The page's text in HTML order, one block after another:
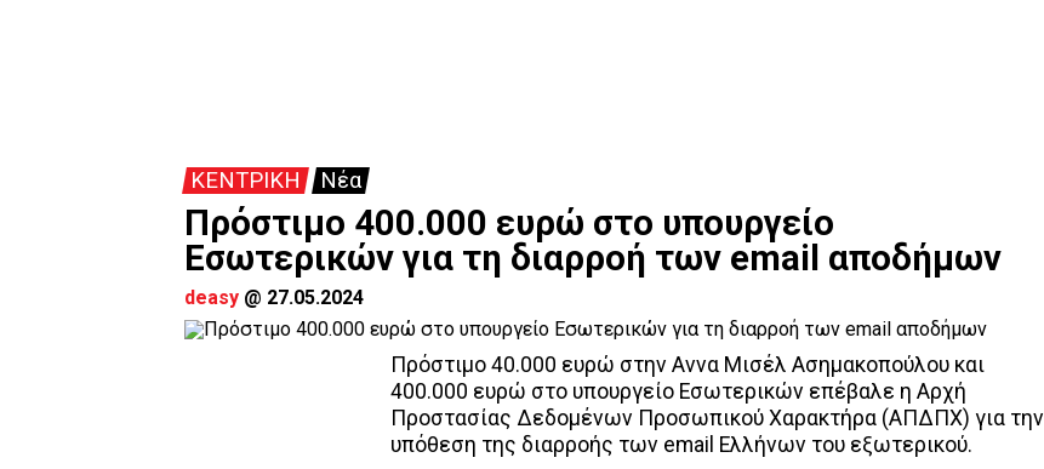
ΚΕΝΤΡΙΚΗ Νέα
Πρόστιμο 400.000 ευρώ στο υπουργείο
Εσωτερικών για τη διαρροή των email αποδήμων
deasy @ 27.05.2024
Πρόστιμο 40.000 ευρώ στην Αννα Μισέλ Ασημακοπούλου και
400.000 ευρώ στο υπουργείο Εσωτερικών επέβαλε η Αρχή
Προστασίας Δεδομένων Προσωπικού Χαρακτήρα (ΑΠΔΠΧ) για την
υπόθεση της διαρροής των email Ελλήνων του εξωτερικού.